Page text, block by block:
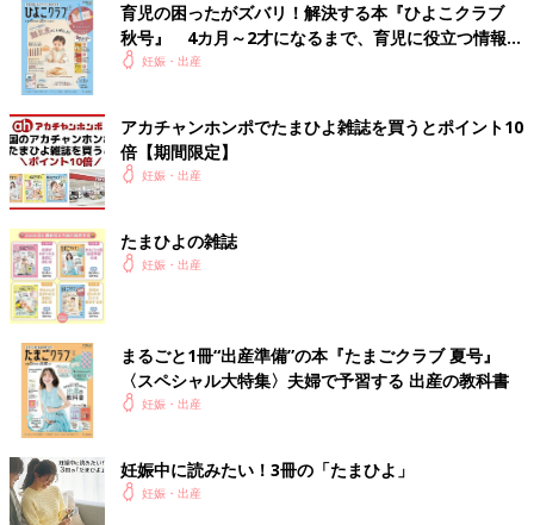
育児の困ったがズバリ！解決する本『ひよこクラブ
秋号』 4カ月～2才になるまで、育児に役立つ情報が
いっぱい！
妊娠・出産
アカチャンホンポでたまひよ雑誌を買うとポイント10
倍【期間限定】
妊娠・出産
たまひよの雑誌
妊娠・出産
まるごと1冊“出産準備”の本『たまごクラブ 夏号』
〈スペシャル大特集〉夫婦で予習する 出産の教科書
妊娠・出産
妊娠中に読みたい！3冊の「たまひよ」
妊娠・出産